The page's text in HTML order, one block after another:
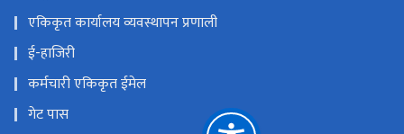
एकिकृत कार्यालय व्यवस्थापन प्रणाली
ई-हाजिरी
कर्मचारी एकिकृत ईमेल
गेट पास